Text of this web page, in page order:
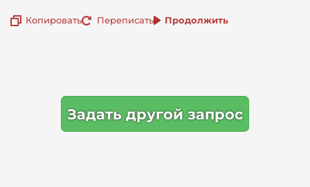
Копировать Переписать Продолжить
Задать другой запрос